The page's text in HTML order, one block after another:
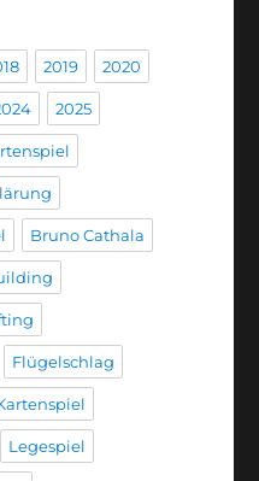
2019 2020
2025
Bruno Cathala
Flügelschlag
Legespiel